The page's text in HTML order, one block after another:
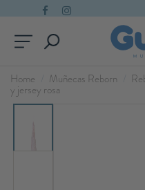
Home Muñecas Reborn
y jersey rosa